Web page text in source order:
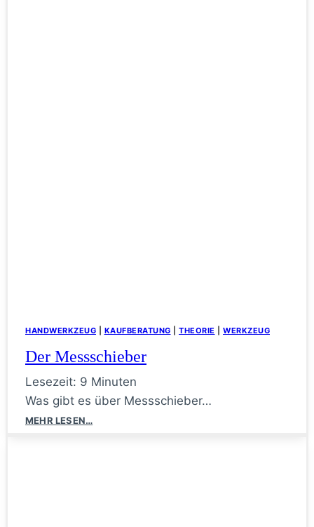
HANDWERKZEUG KAUFBERATUNG THEORIE WERKZEUG
Der Messschieber
Lesezeit: 9 Minuten
Was gibt es über Messschieber…
MEHR LESEN…